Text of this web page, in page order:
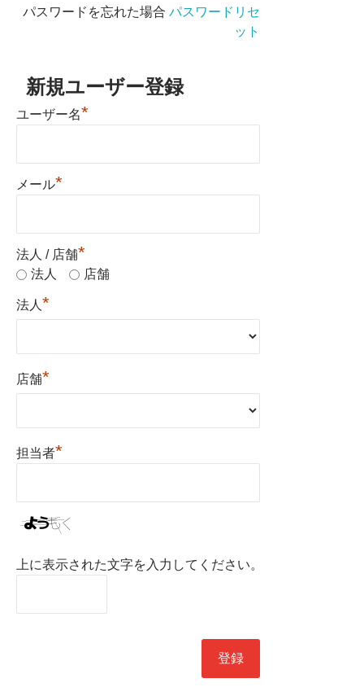
パスワードを忘れた場合 パスワードリセ
ット
新規ユーザー登録
ユーザー名*
メール*
法人 / 店舗*
法人 店舗
法人 *
店舗*
担当者*
上に表示された文字を入力してください。